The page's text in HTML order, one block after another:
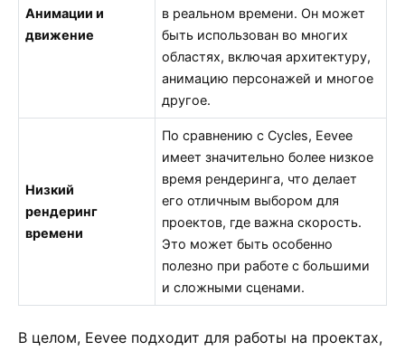
Анимации и
движение
в реальном времени. Он может
быть использован во многих
областях, включая архитектуру,
анимацию персонажей и многое
другое.
Низкий
рендеринг
времени
По сравнению с Cycles, Eevee
имеет значительно более низкое
время рендеринга, что делает
его отличным выбором для
проектов, где важна скорость.
Это может быть особенно
полезно при работе с большими
и сложными сценами.
В целом, Eevee подходит для работы на проектах,